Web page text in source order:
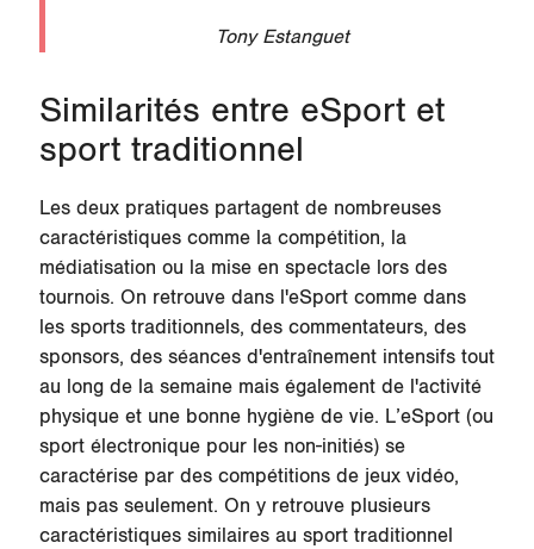
Tony Estanguet
Similarités entre eSport et
sport traditionnel
Les deux pratiques partagent de nombreuses
caractéristiques comme la compétition, la
médiatisation ou la mise en spectacle lors des
tournois. On retrouve dans l'eSport comme dans
les sports traditionnels, des commentateurs, des
sponsors, des séances d'entraînement intensifs tout
au long de la semaine mais également de l'activité
physique et une bonne hygiène de vie. L’eSport(ou
sport électronique pour les non-initiés) se
caractérise par des compétitions de jeux vidéo,
mais pas seulement. On y retrouve plusieurs
caractéristiques similaires au sport traditionnel